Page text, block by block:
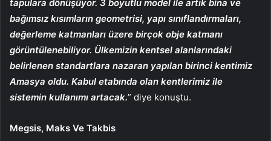
tapulara dönüşüyor. 3 boyutlu model ile artık bina ve
bağımsız kısımların geometrisi, yapı sınıflandırmaları,
değerleme katmanları üzere birçok obje katmanı
görüntülenebiliyor. Ülkemizin kentsel alanlarındaki
belirlenen standartlara nazaran yapılan birinci kentimiz
Amasya oldu. Kabul etabında olan kentlerimiz ile
sistemin kullanımı artacak.” diye konuştu.
Megsis, Maks Ve Takbis